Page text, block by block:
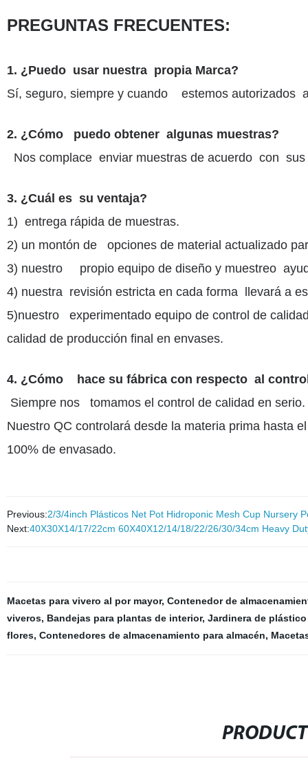
PREGUNTAS FRECUENTES:
1. ¿Puedo usar nuestra propia Marca?
Sí, seguro, siempre y cuando estemos autorizados
2. ¿Cómo puedo obtener algunas muestras?
Nos complace enviar muestras de acuerdo con sus
3. ¿Cuál es su ventaja?
1) entrega rápida de muestras.
2) un montón de opciones de material actualizado
3) nuestro propio equipo de diseño y muestreo
4) nuestra revisión estricta en cada forma llevará a
5)nuestro experimentado equipo de control de
calidad de producción final en envases.
4. ¿Cómo hace su fábrica con respecto al
Siempre nos tomamos el control de calidad en serio.
Nuestro QC controlará desde la materia prima hasta
100% de envasado.
Previous:2/3/4inch Plásticos Net Pot Hidroponic Mesh Cup Nursery
Next:40X30X14/17/22cm 60X40X12/14/18/22/26/30/34cm Heavy
Macetas para vivero al por mayor, Contenedor de
viveros, Bandejas para plantas de interior, Jardinera de
flores, Contenedores de almacenamiento para almacén,